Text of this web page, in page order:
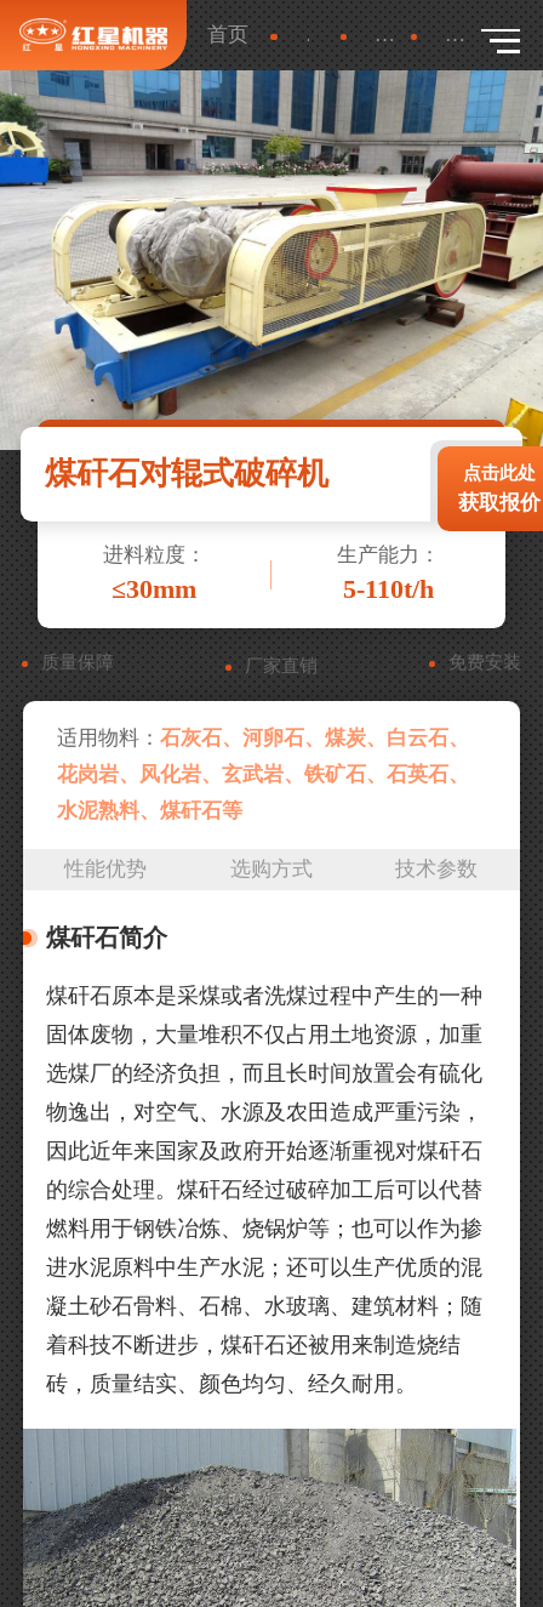
首页 产品 更多 详细
煤矸石对辊式破碎机 点击此处
获取报价
进料粒度：
≤30mm
生产能力：
5-110t/h
质量保障 厂家直销 免费安装
适用物料：石灰石、河卵石、煤炭、白云石、
花岗岩、风化岩、玄武岩、铁矿石、石英石、
水泥熟料、煤矸石等
性能优势 选购方式 技术参数
煤矸石简介
煤矸石原本是采煤或者洗煤过程中产生的一种
固体废物，大量堆积不仅占用土地资源，加重
选煤厂的经济负担，而且长时间放置会有硫化
物逸出，对空气、水源及农田造成严重污染，
因此近年来国家及政府开始逐渐重视对煤矸石
的综合处理。煤矸石经过破碎加工后可以代替
燃料用于钢铁冶炼、烧锅炉等；也可以作为掺
进水泥原料中生产水泥；还可以生产优质的混
凝土砂石骨料、石棉、水玻璃、建筑材料；随
着科技不断进步，煤矸石还被用来制造烧结
砖，质量结实、颜色均匀、经久耐用。